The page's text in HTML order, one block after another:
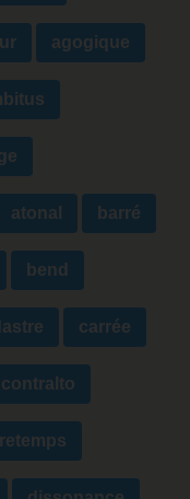
agogique
atonal barré
bend
carrée
contralto